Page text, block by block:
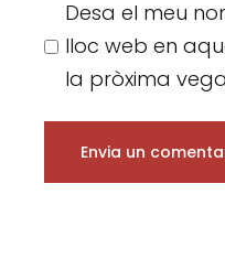
Desa el meu
lloc web en
la pròxima
Envia un